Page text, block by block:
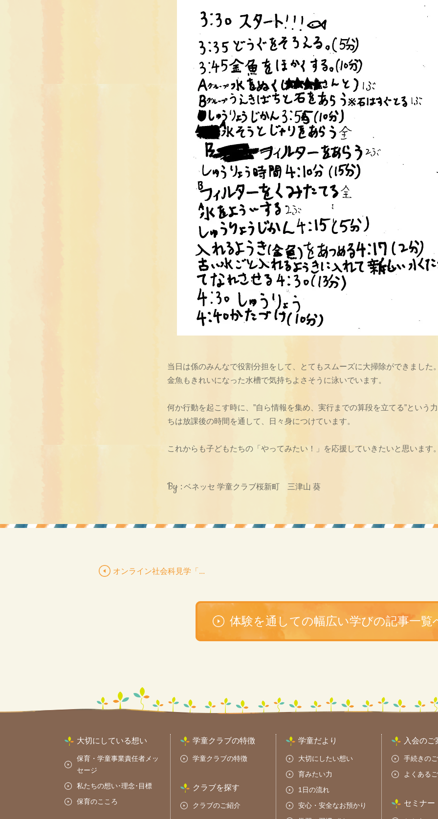
当日は係のみんなで役割分担をして、とてもスムーズに大掃除ができました
金魚もきれいになった水槽で気持ちよさそうに泳いでいます。
何か行動を起こす時に、”自ら情報を集め、実行までの算段を立てる”という
ちは放課後の時間を通して、日々身につけています。
これからも子どもたちの「やってみたい！」を応援していきたいと思います
By : ベネッセ 学童クラブ桜新町 三津山 葵
オンライン社会科見学「...
体験を通しての幅広い学びの記事一覧
大切にしている想い
保育・学童事業責任者メッ
セージ
私たちの想い･理念･目標
保育のこころ
学童クラブの特徴
学童クラブの特徴
クラブを探す
クラブのご紹介
学童だより
大切にしたい想い
育みたい力
1日の流れ
安心・安全なお預かり
入会のご
手続きの
よくある
セミナー